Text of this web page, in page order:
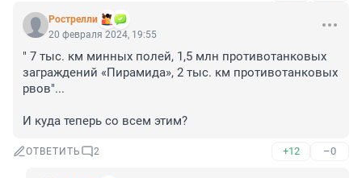
Рострелли
20 февраля 2024, 19:55
" 7 тыс. км минных полей, 1,5 млн противотанковых
заграждений «Пирамида», 2 тыс. км противотанковых
рвов"...
И куда теперь со всем этим?
ОТВЕТИТЬ 2 +12 –0